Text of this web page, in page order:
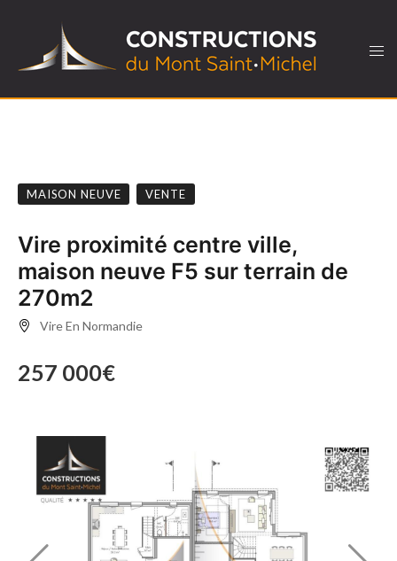
MAISON NEUVE VENTE
Vire proximité centre ville,
maison neuve F5 sur terrain de
270m2
Vire En Normandie
257 000€